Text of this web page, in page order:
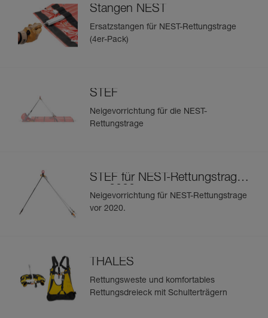
Stangen NEST
Ersatzstangen für NEST-Rettungstrage
(4er-Pack)
STEF
Neigevorrichtung für die NEST-
Rettungstrage
STEF für NEST-Rettungstrage
vor 2020
Neigevorrichtung für NEST-Rettungstrage
vor 2020.
THALES
Rettungsweste und komfortables
Rettungsdreieck mit Schulterträgern